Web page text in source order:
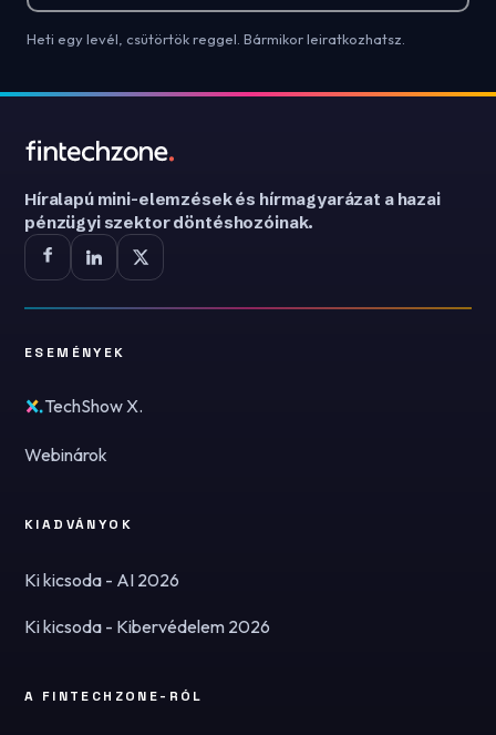
Heti egy levél, csütörtök reggel. Bármikor leiratkozhatsz.
Híralapú mini-elemzések és hírmagyarázat a hazai
pénzügyi szektor döntéshozóinak.
ESEMÉNYEK
TechShow X.
Webinárok
KIADVÁNYOK
Ki kicsoda - AI 2026
Ki kicsoda - Kibervédelem 2026
A FINTECHZONE-RÓL